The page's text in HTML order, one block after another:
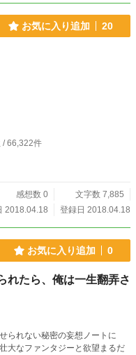
お気に入り追加 20
/ 66,322件
感想数 0
文字数 7,885
2018.04.18
登録日 2018.04.18
お気に入り追加 0
れたら、俺は一生翻弄さ
られない秘密の妄想ノートに
大なファンタジーと欲望まるだ